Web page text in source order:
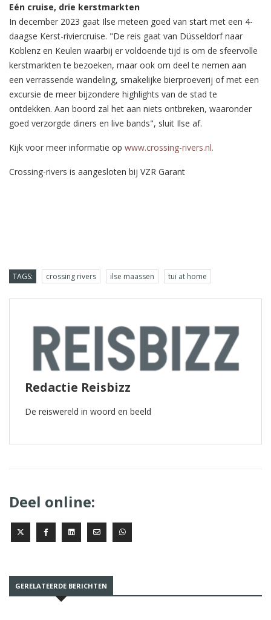
Eén cruise, drie kerstmarkten
In december 2023 gaat Ilse meteen goed van start met een 4-
daagse Kerst-riviercruise. "De reis gaat van Düsseldorf naar
Koblenz en Keulen waarbij er voldoende tijd is om de sfeervolle
kerstmarkten te bezoeken, maar ook om deel te nemen aan
een verrassende wandeling, smakelijke bierproeverij of met een
excursie de meer bijzondere highlights van de stad te
ontdekken. Aan boord zal het aan niets ontbreken, waaronder
goed verzorgde diners en live bands", sluit Ilse af.
Kijk voor meer informatie op www.crossing-rivers.nl.
Crossing-rivers is aangesloten bij VZR Garant
TAGS: crossing rivers ilse maassen tui at home
Redactie Reisbizz
De reiswereld in woord en beeld
Deel online:
GERELATEERDE BERICHTEN